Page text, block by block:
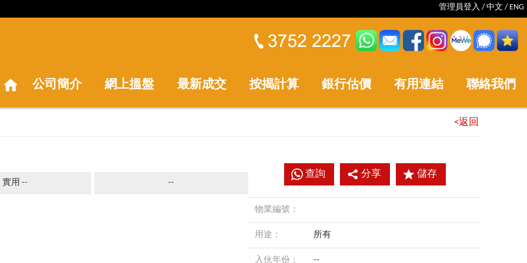
管理員登入 / 中文 / ENG
公司簡介 網上搵盤 最新成交 按揭計算 銀行估價 有用連結 聯絡我們
<返回
實用 -- --
查詢 分享 儲存
物業編號：
用途： 所有
入伙年份： --